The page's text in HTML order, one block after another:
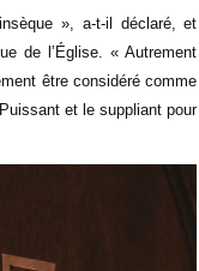
», a-t-il déclaré, et
de l’Église. « Autrement
être considéré comme
et le suppliant pour